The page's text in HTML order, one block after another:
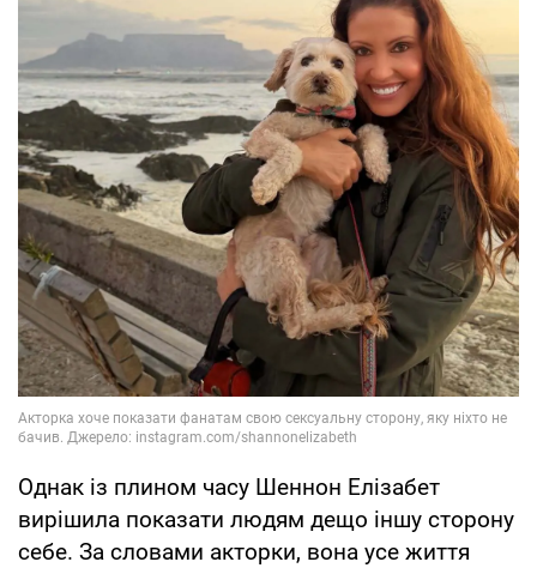
Однак із плином часу Шеннон Елізабет
вирішила показати людям дещо іншу сторону
себе. За словами акторки, вона усе життя